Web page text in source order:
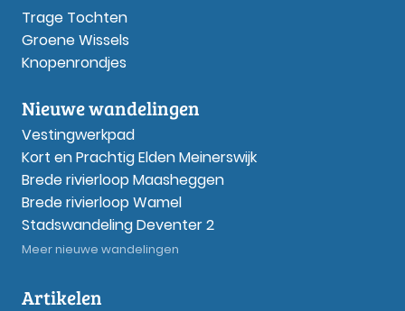
Trage Tochten
Groene Wissels
Knopenrondjes
Nieuwe wandelingen
Vestingwerkpad
Kort en Prachtig Elden Meinerswijk
Brede rivierloop Maasheggen
Brede rivierloop Wamel
Stadswandeling Deventer 2
Meer nieuwe wandelingen
Artikelen